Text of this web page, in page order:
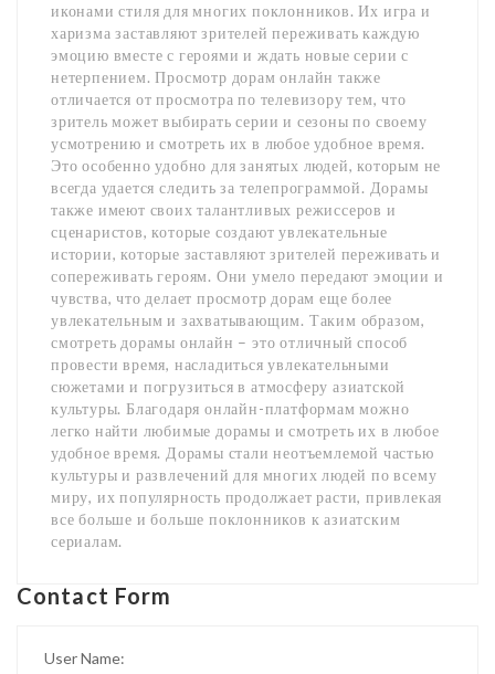
иконами стиля для многих поклонников. Их игра и
харизма заставляют зрителей переживать каждую
эмоцию вместе с героями и ждать новые серии с
нетерпением. Просмотр дорам онлайн также
отличается от просмотра по телевизору тем, что
зритель может выбирать серии и сезоны по своему
усмотрению и смотреть их в любое удобное время.
Это особенно удобно для занятых людей, которым не
всегда удается следить за телепрограммой. Дорамы
также имеют своих талантливых режиссеров и
сценаристов, которые создают увлекательные
истории, которые заставляют зрителей переживать и
сопереживать героям. Они умело передают эмоции и
чувства, что делает просмотр дорам еще более
увлекательным и захватывающим. Таким образом,
смотреть дорамы онлайн – это отличный способ
провести время, насладиться увлекательными
сюжетами и погрузиться в атмосферу азиатской
культуры. Благодаря онлайн-платформам можно
легко найти любимые дорамы и смотреть их в любое
удобное время. Дорамы стали неотъемлемой частью
культуры и развлечений для многих людей по всему
миру, их популярность продолжает расти, привлекая
все больше и больше поклонников к азиатским
сериалам.
Contact Form
User Name: